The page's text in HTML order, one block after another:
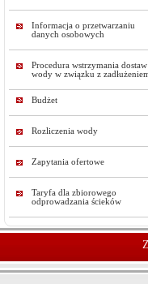
Informacja o przetwarzaniu
danych osobowych
Procedura wstrzymania dostaw
wody w związku z
Budżet
Rozliczenia wody
Zapytania ofertowe
Taryfa dla zbiorowego
odprowadzania ścieków